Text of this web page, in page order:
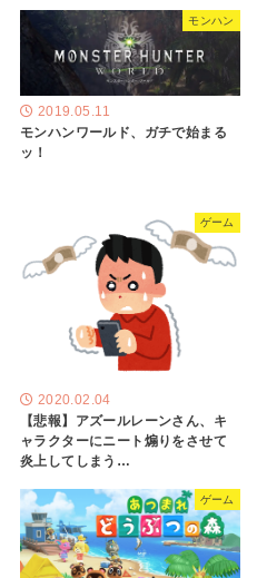
モンハン
2019.05.11
モンハンワールド、ガチで始まる
ッ！
ゲーム
2020.02.04
【悲報】アズールレーンさん、キ
ャラクターにニート煽りをさせて
炎上してしまう…
ゲーム